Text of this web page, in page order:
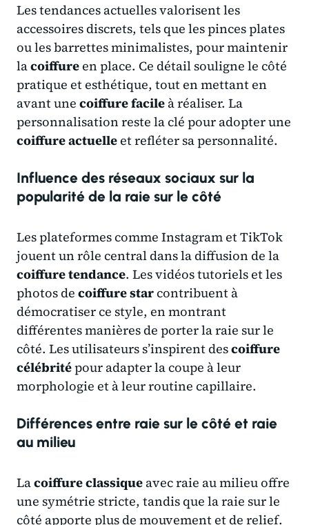
Les tendances actuelles valorisent les
accessoires discrets, tels que les pinces plates
ou les barrettes minimalistes, pour maintenir
lacoiffureen place. Ce détail souligne le côté
pratique et esthétique, tout en mettant en
avant une coiffure facile à réaliser. La
personnalisation reste la clé pour adopter une
coiffure actuelleet refléter sa personnalité.
Influence des réseaux sociaux sur la
popularité de la raie sur le côté
Les plateformes comme Instagram et TikTok
jouent un rôle central dans la diffusion de la
coiffure tendance. Les vidéos tutoriels et les
photos de coiffure starcontribuent à
démocratiser ce style, en montrant
différentes manières de porter la raie sur le
côté. Les utilisateurs s’inspirent descoiffure
célébritépour adapter la coupe à leur
morphologie et à leur routine capillaire.
Différences entre raie sur le côté et raie
au milieu
Lacoiffure classique avec raie au milieu offre
une symétrie stricte, tandis que la raie sur le
côté apporte plus de mouvement et de relief.